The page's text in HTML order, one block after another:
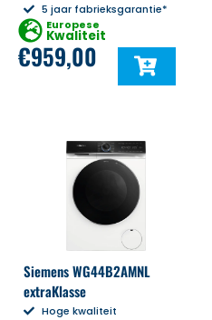
5 jaar fabrieksgarantie*
Europese
Kwaliteit
€959,00
Siemens WG44B2AMNL
extraKlasse
Hoge kwaliteit